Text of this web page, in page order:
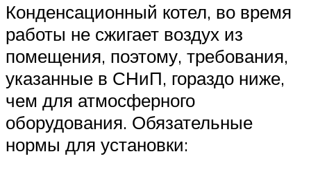
Конденсационный котел, во время
работы не сжигает воздух из
помещения, поэтому, требования,
указанные в СНиП, гораздо ниже,
чем для атмосферного
оборудования. Обязательные
нормы для установки: